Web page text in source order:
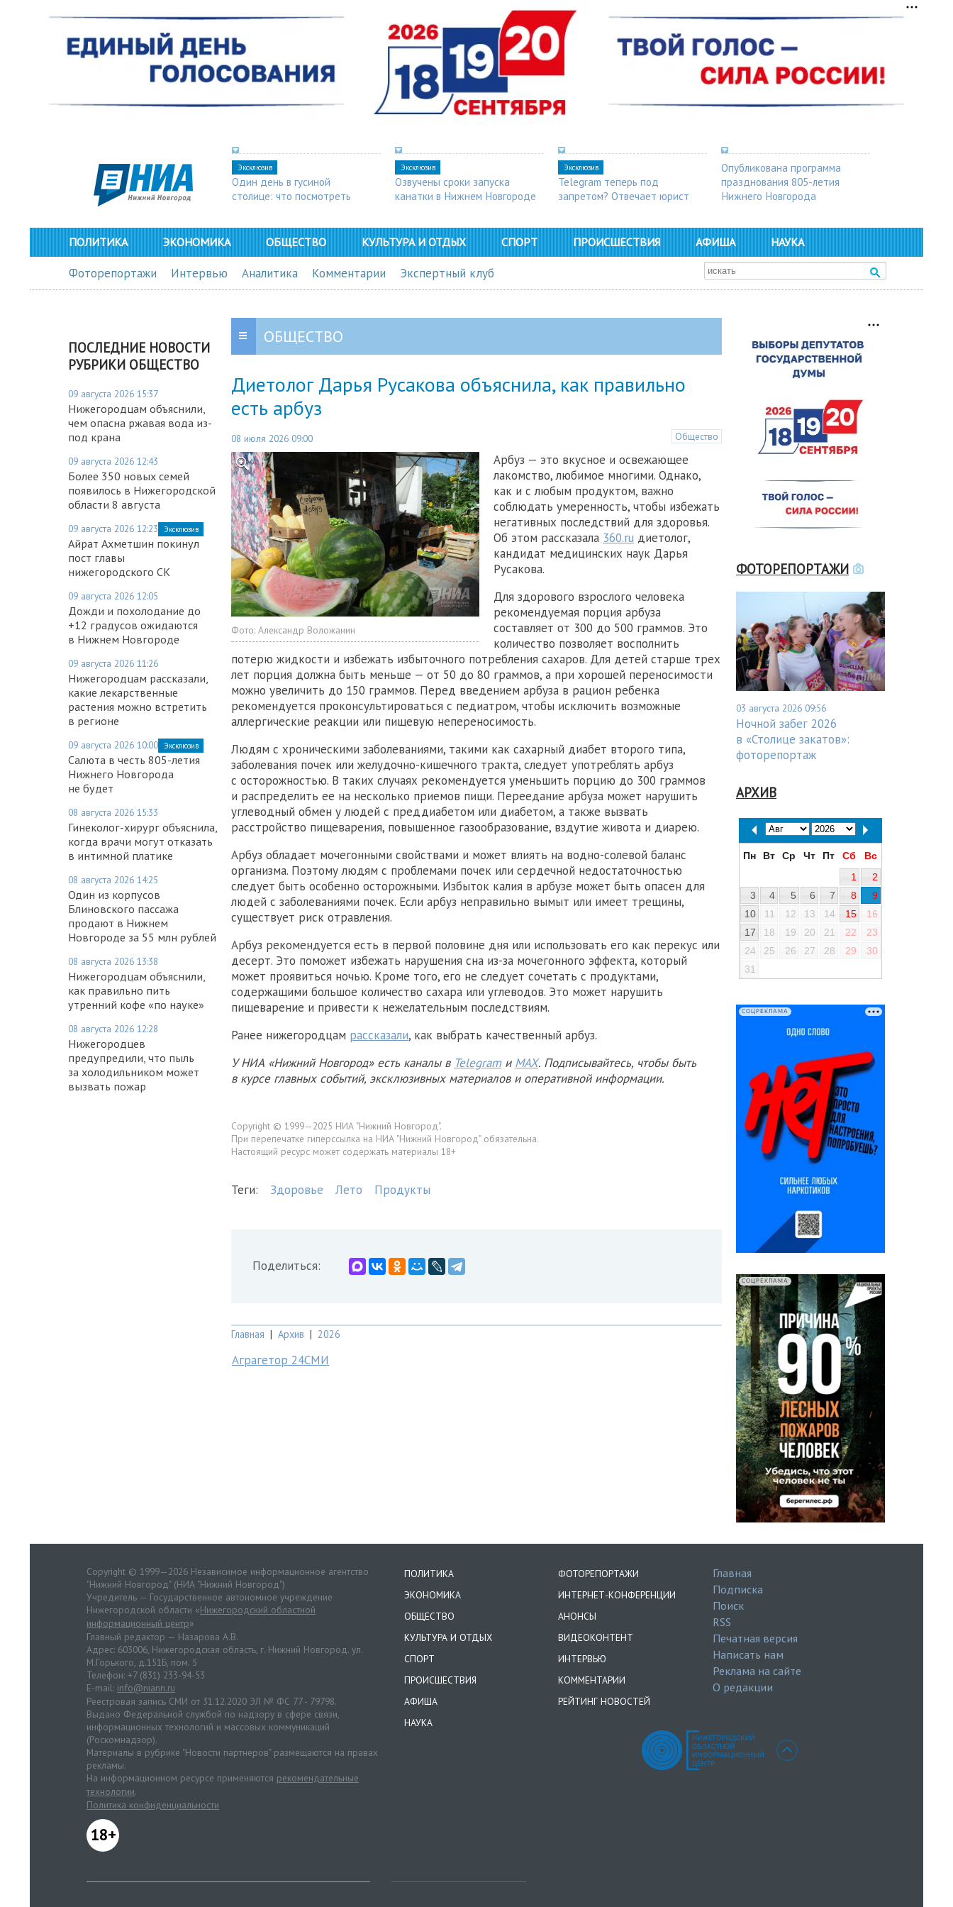
Эксклюзив
Один день в гусиной
столице: что посмотреть
Эксклюзив
Озвучены сроки запуска
канатки в Нижнем Новгороде
Эксклюзив
Telegram теперь под
запретом? Отвечает юрист
Опубликована программа
празднования 805-летия
Нижнего Новгорода
ПОЛИТИКА ЭКОНОМИКА ОБЩЕСТВО КУЛЬТУРА И ОТДЫХ СПОРТ ПРОИСШЕСТВИЯ АФИША НАУКА
Фоторепортажи Интервью Аналитика Комментарии Экспертный клуб
ПОСЛЕДНИЕ НОВОСТИ
РУБРИКИ ОБЩЕСТВО
09 августа 2026 15:37
Нижегородцам объяснили,
чем опасна ржавая вода из-
под крана
09 августа 2026 12:43
Более 350 новых семей
появилось в Нижегородской
области 8 августа
09 августа 2026 12:23 Эксклюзив
Айрат Ахметшин покинул
пост главы
нижегородского СК
09 августа 2026 12:05
Дожди и похолодание до
+12 градусов ожидаются
в Нижнем Новгороде
09 августа 2026 11:26
Нижегородцам рассказали,
какие лекарственные
растения можно встретить
в регионе
09 августа 2026 10:00 Эксклюзив
Салюта в честь 805-летия
Нижнего Новгорода
не будет
08 августа 2026 15:33
Гинеколог-хирург объяснила,
когда врачи могут отказать
в интимной платике
08 августа 2026 14:25
Один из корпусов
Блиновского пассажа
продают в Нижнем
Новгороде за 55 млн рублей
08 августа 2026 13:38
Нижегородцам объяснили,
как правильно пить
утренний кофе «по науке»
08 августа 2026 12:28
Нижегородцев
предупредили, что пыль
за холодильником может
вызвать пожар
ОБЩЕСТВО
Диетолог Дарья Русакова объяснила, как правильно
есть арбуз
08 июля 2026 09:00 Общество
Фото: Александр Воложанин
Арбуз — это вкусное и освежающее
лакомство, любимое многими. Однако,
как и с любым продуктом, важно
соблюдать умеренность, чтобы избежать
негативных последствий для здоровья.
Об этом рассказала 360.ru диетолог,
кандидат медицинских наук Дарья
Русакова.
Для здорового взрослого человека
рекомендуемая порция арбуза
составляет от 300 до 500 граммов. Это
количество позволяет восполнить
потерю жидкости и избежать избыточного потребления сахаров. Для детей старше трех
лет порция должна быть меньше — от 50 до 80 граммов, а при хорошей переносимости
можно увеличить до 150 граммов. Перед введением арбуза в рацион ребенка
рекомендуется проконсультироваться с педиатром, чтобы исключить возможные
аллергические реакции или пищевую непереносимость.
Людям с хроническими заболеваниями, такими как сахарный диабет второго типа,
заболевания почек или желудочно-кишечного тракта, следует употреблять арбуз
с осторожностью. В таких случаях рекомендуется уменьшить порцию до 300 граммов
и распределить ее на несколько приемов пищи. Переедание арбуза может нарушить
углеводный обмен у людей с преддиабетом или диабетом, а также вызвать
расстройство пищеварения, повышенное газообразование, вздутие живота и диарею.
Арбуз обладает мочегонными свойствами и может влиять на водно-солевой баланс
организма. Поэтому людям с проблемами почек или сердечной недостаточностью
следует быть особенно осторожными. Избыток калия в арбузе может быть опасен для
людей с заболеваниями почек. Если арбуз неправильно вымыт или имеет трещины,
существует риск отравления.
Арбуз рекомендуется есть в первой половине дня или использовать его как перекус или
десерт. Это поможет избежать нарушения сна из-за мочегонного эффекта, который
может проявиться ночью. Кроме того, его не следует сочетать с продуктами,
содержащими большое количество сахара или углеводов. Это может нарушить
пищеварение и привести к нежелательным последствиям.
Ранее нижегородцам рассказали, как выбрать качественный арбуз.
У НИА «Нижний Новгород» есть каналы в Telegram и MAX. Подписывайтесь, чтобы быть
в курсе главных событий, эксклюзивных материалов и оперативной информации.
Copyright © 1999—2025 НИА "Нижний Новгород".
При перепечатке гиперссылка на НИА "Нижний Новгород" обязательна.
Настоящий ресурс может содержать материалы 18+
Теги: Здоровье Лето Продукты
Поделиться:
Главная | Архив | 2026
Аграгетор 24СМИ
ФОТОРЕПОРТАЖИ
03 августа 2026 09:56
Ночной забег 2026
в «Столице закатов»:
фоторепортаж
АРХИВ
Пн Вт Ср Чт Пт Сб
Вс
1
2
3
4 5 6 7 8
9
10
11 12 13 14 15
16
17
18 19 20 21 22
23
24
25 26 27 28 29
30
31
СОЦРЕКЛАМА
СОЦРЕКЛАМА
Copyright © 1999—2026 Независимое информационное агентство
"Нижний Новгород" (НИА "Нижний Новгород")
Учредитель — Государственное автономное учреждение
Нижегородской области «Нижегородский областной
информационный центр»
Главный редактор — Назарова А.В.
Адрес: 603006, Нижегородская область, г. Нижний Новгород. ул.
М.Горького, д.151Б, пом. 5
Телефон: +7 (831) 233-94-53
E-mail: info@niann.ru
Реестровая запись СМИ от 31.12.2020 ЭЛ № ФС 77 - 79798.
Выдано Федеральной службой по надзору в сфере связи,
информационных технологий и массовых коммуникаций
(Роскомнадзор).
Материалы в рубрике "Новости партнеров" размещаются на правах
рекламы.
На информационном ресурсе применяются рекомендательные
технологии.
Политика конфиденциальности
18+
ПОЛИТИКА
ЭКОНОМИКА
ОБЩЕСТВО
КУЛЬТУРА И ОТДЫХ
СПОРТ
ПРОИСШЕСТВИЯ
АФИША
НАУКА
ФОТОРЕПОРТАЖИ
ИНТЕРНЕТ-КОНФЕРЕНЦИИ
АНОНСЫ
ВИДЕОКОНТЕНТ
ИНТЕРВЬЮ
КОММЕНТАРИИ
РЕЙТИНГ НОВОСТЕЙ
Главная
Подписка
Поиск
RSS
Печатная версия
Написать нам
Реклама на сайте
О редакции